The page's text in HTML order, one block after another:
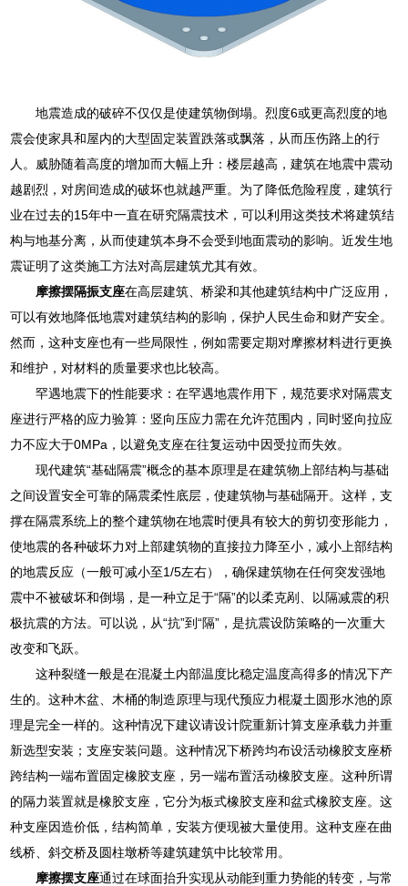
地震造成的破碎不仅仅是使建筑物倒塌。烈度6或更高烈度的地
震会使家具和屋内的大型固定装置跌落或飘落，从而压伤路上的行
人。威胁随着高度的增加而大幅上升：楼层越高，建筑在地震中震动
越剧烈，对房间造成的破坏也就越严重。为了降低危险程度，建筑行
业在过去的15年中一直在研究隔震技术，可以利用这类技术将建筑结
构与地基分离，从而使建筑本身不会受到地面震动的影响。近发生地
震证明了这类施工方法对高层建筑尤其有效。
摩擦摆隔振支座在高层建筑、桥梁和其他建筑结构中广泛应用，
可以有效地降低地震对建筑结构的影响，保护人民生命和财产安全。
然而，这种支座也有一些局限性，例如需要定期对摩擦材料进行更换
和维护，对材料的质量要求也比较高。
罕遇地震下的性能要求：在罕遇地震作用下，规范要求对隔震支
座进行严格的应力验算：竖向压应力需在允许范围内，同时竖向拉应
力不应大于0MPa，以避免支座在往复运动中因受拉而失效。
现代建筑“基础隔震”概念的基本原理是在建筑物上部结构与基础
之间设置安全可靠的隔震柔性底层，使建筑物与基础隔开。这样，支
撑在隔震系统上的整个建筑物在地震时便具有较大的剪切变形能力，
使地震的各种破坏力对上部建筑物的直接拉力降至小，减小上部结构
的地震反应（一般可减小至1/5左右），确保建筑物在任何突发强地
震中不被破坏和倒塌，是一种立足于“隔”的以柔克剐、以隔减震的积
极抗震的方法。可以说，从“抗”到“隔”，是抗震设防策略的一次重大
改变和飞跃。
这种裂缝一般是在混凝土内部温度比稳定温度高得多的情况下产
生的。这种木盆、木桶的制造原理与现代预应力棍凝土圆形水池的原
理是完全一样的。这种情况下建议请设计院重新计算支座承载力并重
新选型安装；支座安装问题。这种情况下桥跨均布设活动橡胶支座桥
跨结构一端布置固定橡胶支座，另一端布置活动橡胶支座。这种所谓
的隔力装置就是橡胶支座，它分为板式橡胶支座和盆式橡胶支座。这
种支座因造价低，结构简单，安装方便现被大量使用。这种支座在曲
线桥、斜交桥及圆柱墩桥等建筑建筑中比较常用。
摩擦摆支座通过在球面抬升实现从动能到重力势能的转变，与常